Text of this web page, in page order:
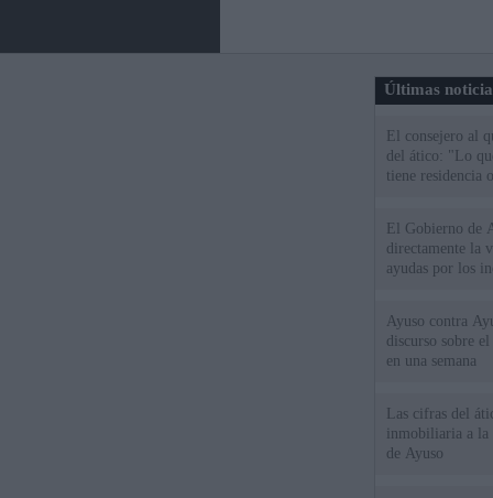
Últimas
El consejero al
del ático: "Lo
tiene residencia
El Gobierno de
directamente la
ayudas por los
Ayuso contra
discurso sobre
en una semana
Las cifras del
inmobiliaria a la
de Ayuso